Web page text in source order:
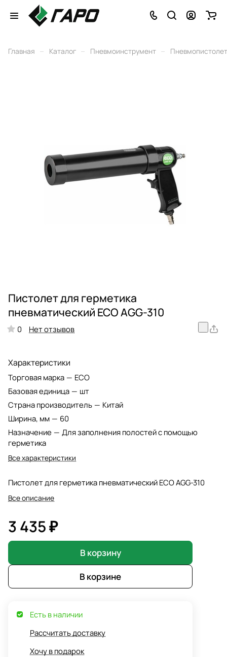
Главная – Каталог – Пневмоинструмент –
Пистолет для герметика
пневматический ECO AGG-310
0 Нет отзывов
Характеристики
Торговая марка — ECO
Базовая единица — шт
Страна производитель — Китай
Ширина, мм — 60
Назначение — Для заполнения полостей с помощью
герметика
Все характеристики
Пистолет для герметика пневматический ECO AGG-310
Все описание
3 435 ₽
В корзину
В корзине
Есть в наличии
Рассчитать доставку
Хочу в подарок